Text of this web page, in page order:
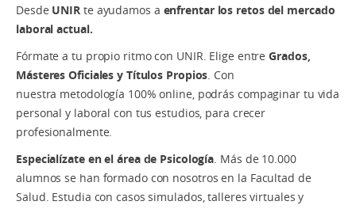
Desde UNIR te ayudamos a enfrentar los retos del mercado
laboral actual.
Fórmate a tu propio ritmo con UNIR. Elige entreGrados,
Másteres Oficiales y Títulos Propios. Con
nuestra metodología 100% online, podrás compaginar tu vida
personal y laboral con tus estudios, para crecer
profesionalmente.
Especialízate en el área de Psicología. Más de 10.000
alumnos se han formado con nosotros en la Facultad de
Salud. Estudia con casos simulados, talleres virtuales y